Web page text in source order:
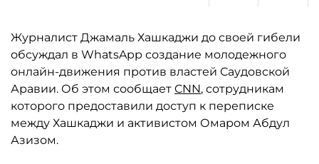
Журналист Джамаль Хашкаджи до своей гибели
обсуждал в WhatsApp создание молодежного
онлайн-движения против властей Саудовской
Аравии. Об этом сообщает CNN, сотрудникам
которого предоставили доступ к переписке
между Хашкаджи и активистом Омаром Абдул
Азизом.